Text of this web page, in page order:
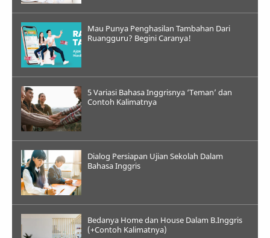
Mau Punya Penghasilan Tambahan Dari
Ruangguru? Begini Caranya!
5 Variasi Bahasa Inggrisnya ‘Teman’ dan
Contoh Kalimatnya
Dialog Persiapan Ujian Sekolah Dalam
Bahasa Inggris
Bedanya Home dan House Dalam B.Inggris
(+Contoh Kalimatnya)